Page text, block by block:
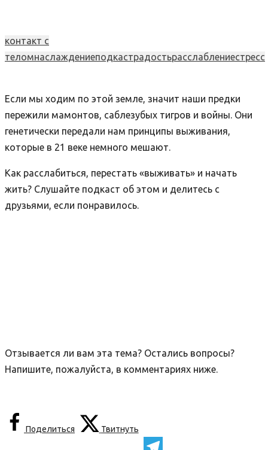
контакт с
теломнаслаждениеподкастрадостьрасслаблениестресс
Если мы ходим по этой земле, значит наши предки
пережили мамонтов, саблезубых тигров и войны. Они
генетически передали нам принципы выживания,
которые в 21 веке немного мешают.
Как расслабиться, перестать «выживать» и начать
жить? Слушайте подкаст об этом и делитесь с
друзьями, если понравилось.
Отзывается ли вам эта тема? Остались вопросы?
Напишите, пожалуйста, в комментариях ниже.
Поделиться Твитнуть